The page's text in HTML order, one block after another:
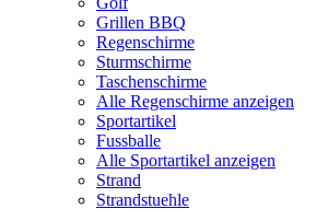
Grillen BBQ
Regenschirme
Sturmschirme
Taschenschirme
Alle Regenschirme anzeigen
Sportartikel
Fussballe
Alle Sportartikel anzeigen
Strand
Strandstuehle